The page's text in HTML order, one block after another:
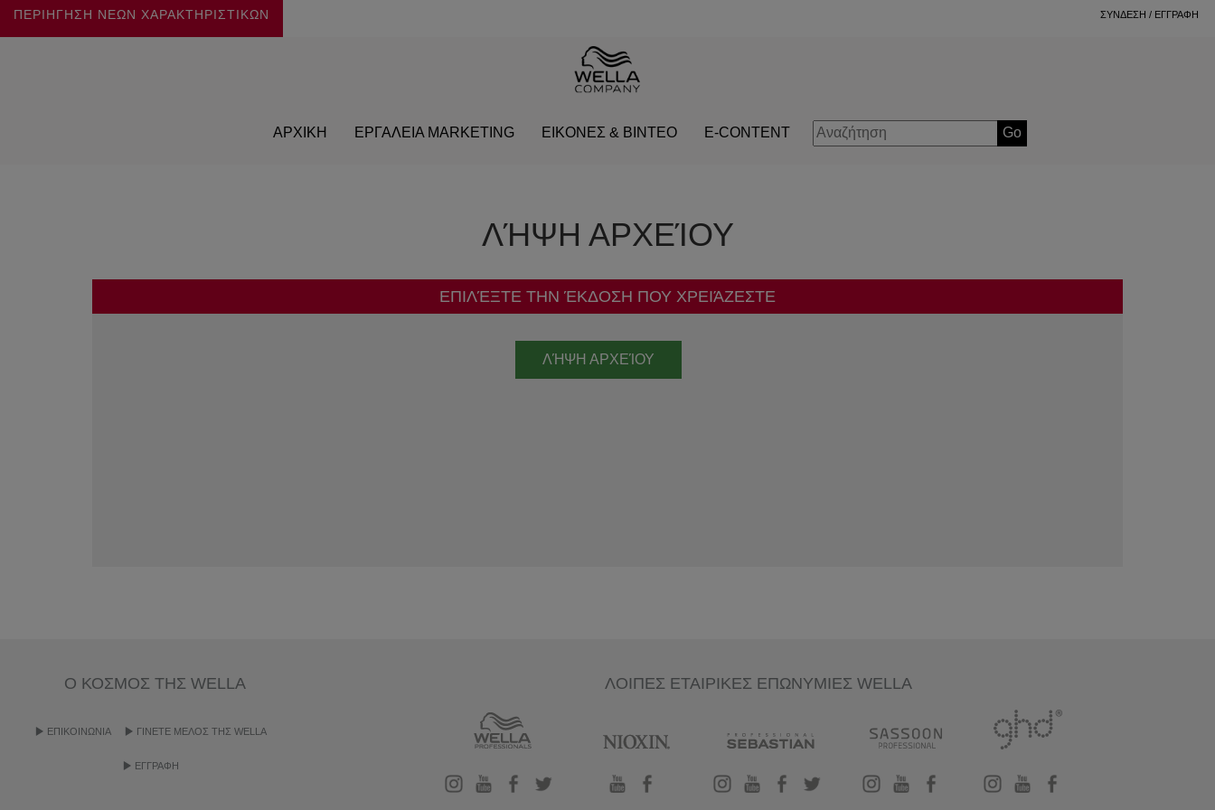
ΠΕΡΙΗΓΗΣΗ ΝΕΩΝ ΧΑΡΑΚΤΗΡΙΣΤΙΚΩΝ ΣΥΝΔΕΣΗ / ΕΓΓΡΑΦΗ
ΑΡΧΙΚΗ ΕΡΓΑΛΕΙΑ MARKETING ΕΙΚΟΝΕΣ & ΒΙΝΤΕΟ E-CONTENT Go
ΛΉΨΗ ΑΡΧΕΊΟΥ
ΕΠΙΛΈΞΤΕ ΤΗΝ ΈΚΔΟΣΗ ΠΟΥ ΧΡΕΙΆΖΕΣΤΕ
ΛΉΨΗ ΑΡΧΕΊΟΥ
Ο ΚΟΣΜΟΣ ΤΗΣ WELLA
EΠΙΚΟΙΝΩΝΙΑ ΓΙΝΕΤE ΜΕΛΟΣ ΤΗΣ WELLA
ΕΓΓΡΑΦΗ
ΛΟΙΠΕΣ ΕΤΑΙΡΙΚΕΣ ΕΠΩΝΥΜΙΕΣ WELLA